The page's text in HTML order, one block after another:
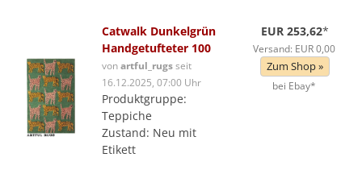
Catwalk Dunkelgrün
Handgetufteter 100
vonartful_rugsseit
16.12.2025, 07:00 Uhr
Produktgruppe:
Teppiche
Zustand: Neu mit
Etikett
EUR 253,62*
Versand: EUR 0,00
Zum Shop »
bei Ebay*